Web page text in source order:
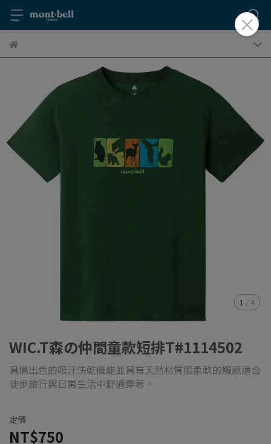
1 / 4
WIC.T森の仲間童款短排T#1114502
具備出色的吸汗快乾機能並具有天然材質般柔軟的觸感適合
徒步旅行與日常生活中舒適穿著。
定價
NT$750